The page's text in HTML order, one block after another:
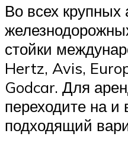
Во всех крупных
стойки
Hertz, Avis,
Godcar. Для
переходите на и
подходящий